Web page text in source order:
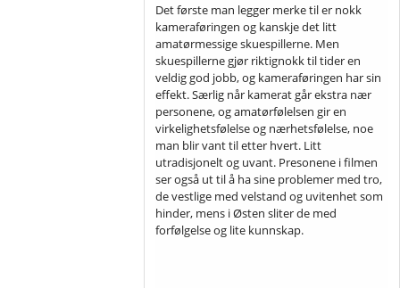
Det første man legger merke til er nokk
kameraføringen og kanskje det litt
amatørmessige skuespillerne. Men
skuespillerne gjør riktignokk til tider en
veldig god jobb, og kameraføringen har sin
effekt. Særlig når kamerat går ekstra nær
personene, og amatørfølelsen gir en
virkelighetsfølelse og nærhetsfølelse, noe
man blir vant til etter hvert. Litt
utradisjonelt og uvant. Presonene i filmen
ser også ut til å ha sine problemer med tro,
de vestlige med velstand og uvitenhet som
hinder, mens i Østen sliter de med
forfølgelse og lite kunnskap.